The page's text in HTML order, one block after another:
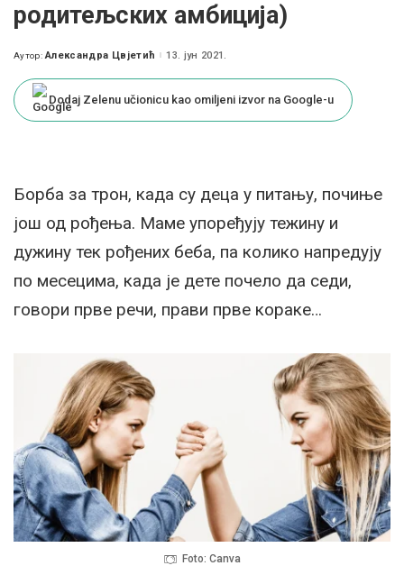
родитељских амбиција)
Posted
Аутор: Александра Цвјетић 13. јун 2021.
Dodaj Zelenu učionicu kao omiljeni izvor na Google-u
Борба за трон, када су деца у питању, почиње
још од рођења. Маме упоређују тежину и
дужину тек рођених беба, па колико напредују
по месецима, када је дете почело да седи,
говори прве речи, прави прве кораке…
Foto: Canva